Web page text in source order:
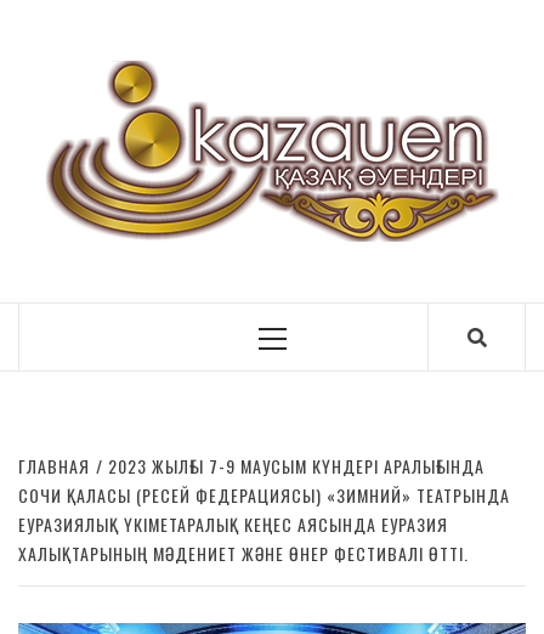
Primary
ГЛАВНАЯ
2023 ЖЫЛҒЫ 7-9 МАУСЫМ КҮНДЕРІ АРАЛЫҒЫНДА
СОЧИ ҚАЛАСЫ (РЕСЕЙ ФЕДЕРАЦИЯСЫ) «ЗИМНИЙ» ТЕАТРЫНДА
ЕУРАЗИЯЛЫҚ ҮКІМЕТАРАЛЫҚ КЕҢЕС АЯСЫНДА ЕУРАЗИЯ
ХАЛЫҚТАРЫНЫҢ МӘДЕНИЕТ ЖӘНЕ ӨНЕР ФЕСТИВАЛІ ӨТТІ.